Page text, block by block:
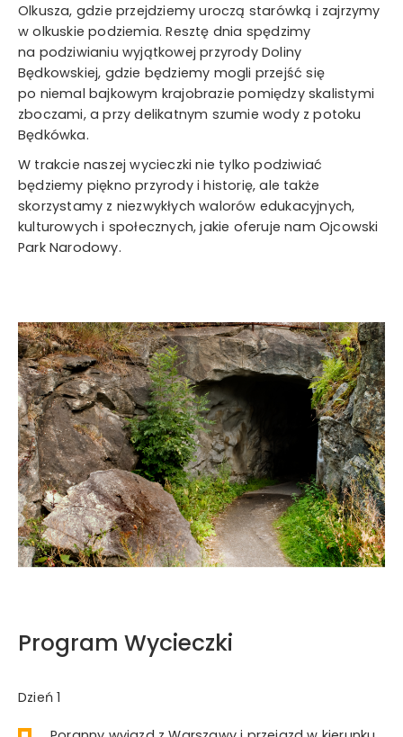
Olkusza, gdzie przejdziemy uroczą starówką i zajrzymy
w olkuskie podziemia. Resztę dnia spędzimy
na podziwianiu wyjątkowej przyrody Doliny
Będkowskiej, gdzie będziemy mogli przejść się
po niemal bajkowym krajobrazie pomiędzy skalistymi
zboczami, a przy delikatnym szumie wody z potoku
Będkówka.
W trakcie naszej wycieczki nie tylko podziwiać
będziemy piękno przyrody i historię, ale także
skorzystamy z niezwykłych walorów edukacyjnych,
kulturowych i społecznych, jakie oferuje nam Ojcowski
Park Narodowy.
Program Wycieczki
Dzień 1